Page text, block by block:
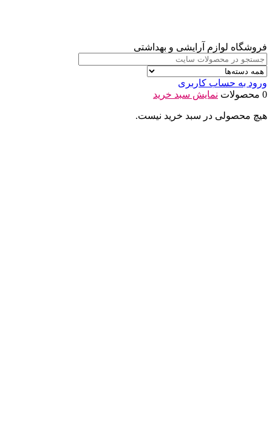
فروشگاه لوازم آرایشی و بهداشتی
ورود به حساب کاربری
0 محصولات
نمایش سبد خرید
هیچ محصولی در سبد خرید نیست.